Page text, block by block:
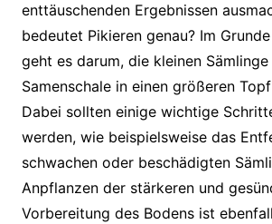
enttäuschenden Ergebnissen
bedeutet Pikieren genau? Im
geht es darum, die kleinen
Samenschale in einen größeren
Dabei sollten einige wichtige
werden, wie beispielsweise das
schwachen oder beschädigten
Anpflanzen der stärkeren und
Vorbereitung des Bodens ist